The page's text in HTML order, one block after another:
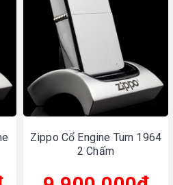
Zippo Cổ Engine Turn 1964
2 Chấm